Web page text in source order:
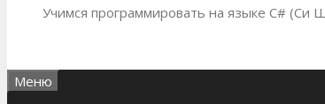
Учимся программировать на языке C# (Си
Меню